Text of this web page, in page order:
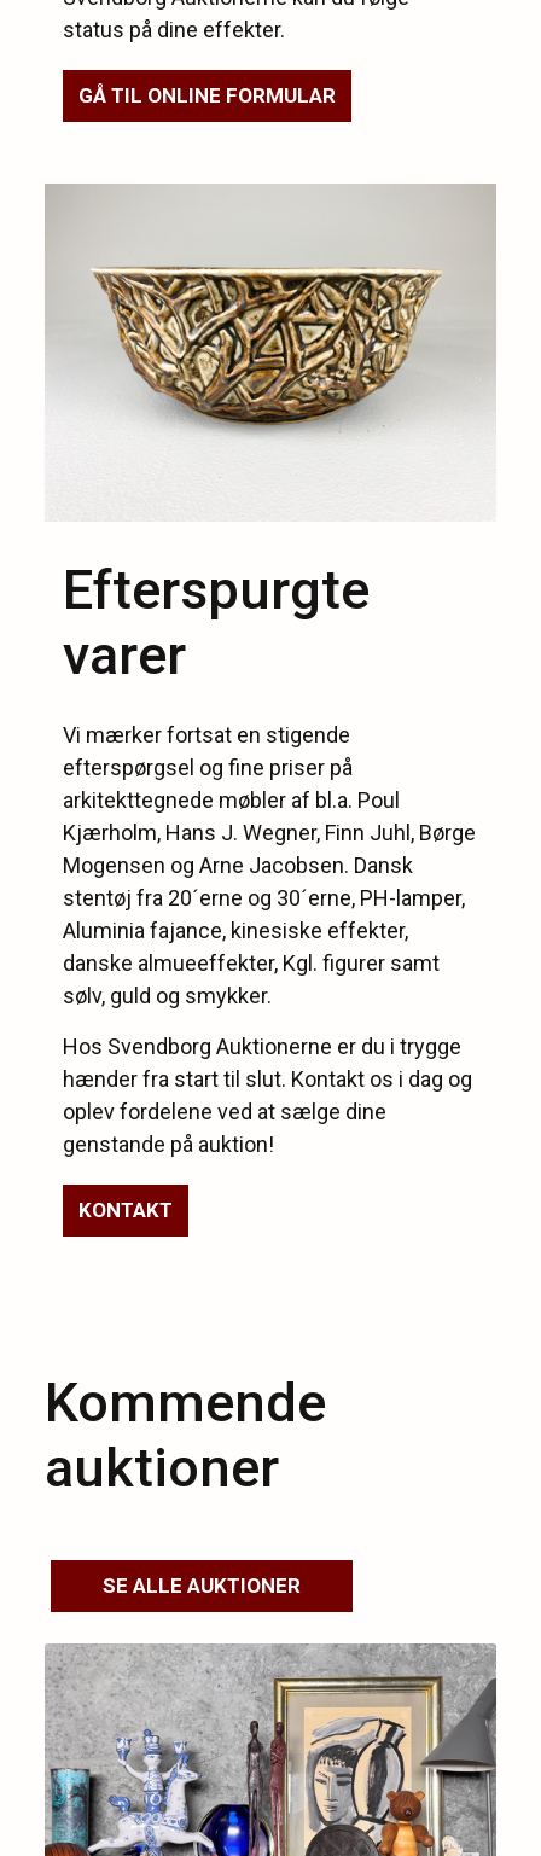
status på dine effekter.
GÅ TIL ONLINE FORMULAR
Efterspurgte
varer
Vi mærker fortsat en stigende
efterspørgsel og fine priser på
arkitekttegnede møbler af bl.a. Poul
Kjærholm, Hans J. Wegner, Finn Juhl, Børge
Mogensen og Arne Jacobsen. Dansk
stentøj fra 20´erne og 30´erne, PH-lamper,
Aluminia fajance, kinesiske effekter,
danske almueeffekter, Kgl. figurer samt
sølv, guld og smykker.
Hos Svendborg Auktionerne er du i trygge
hænder fra start til slut. Kontakt os i dag og
oplev fordelene ved at sælge dine
genstande på auktion!
KONTAKT
Kommende
auktioner
SE ALLE AUKTIONER